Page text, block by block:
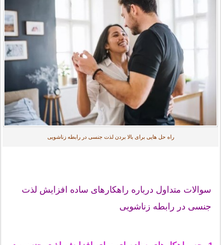
راه حل هایی برای بالا بردن لذت جنسی در رابطه زناشویی
سوالات متداول درباره راهکارهای ساده افزایش لذت
جنسی در رابطه زناشویی